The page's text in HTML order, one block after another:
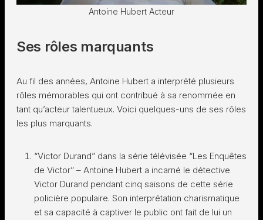
Antoine Hubert Acteur
Ses rôles marquants
Au fil des années, Antoine Hubert a interprété plusieurs
rôles mémorables qui ont contribué à sa renommée en
tant qu’acteur talentueux. Voici quelques-uns de ses rôles
les plus marquants.
“Victor Durand” dans la série télévisée “Les Enquêtes
de Victor” – Antoine Hubert a incarné le détective
Victor Durand pendant cinq saisons de cette série
policière populaire. Son interprétation charismatique
et sa capacité à captiver le public ont fait de lui un